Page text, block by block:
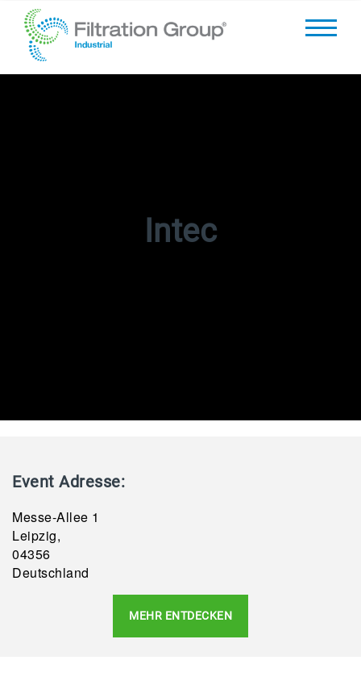
Intec
Event Adresse:
Messe-Allee 1
Leipzig,
04356
Deutschland
MEHR ENTDECKEN